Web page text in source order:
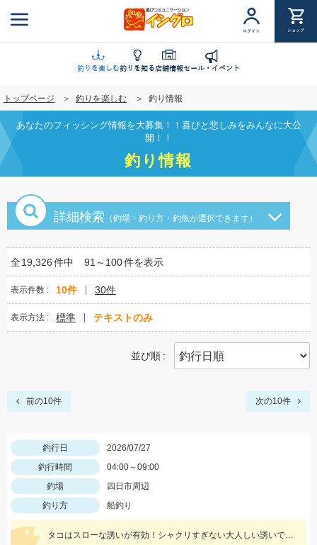
ン
に
移
動
ログイン ショップ
釣りを楽しむ釣りを知る店舗情報セール・イベント
トップページ 釣りを楽しむ 釣り情報
あなたのフィッシング情報を大募集！！喜びと悲しみをみんなに大公
開！！
釣り情報
詳細検索 （釣場・釣り方・釣魚が選択できます）
全19,326件中 91～100件を表示
表示件数 10件 30件
表示方法 標準 テキストのみ
並び順
前の10件 次の10件
釣行日
2026/07/27
釣行時間
04:00～09:00
釣場
四日市周辺
釣り方
船釣り
タコはスローな誘いが有効！シャクリすぎない大人しい誘いでヒットしました。